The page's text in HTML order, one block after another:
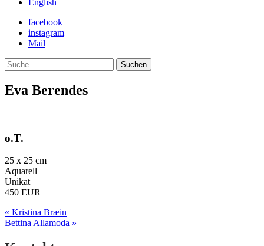
English
facebook
instagram
Mail
Suche
Eva Berendes
o.T.
25 x 25 cm
Aquarell
Unikat
450 EUR
Post
navigation
« Kristina Bræin
Bettina Allamoda »